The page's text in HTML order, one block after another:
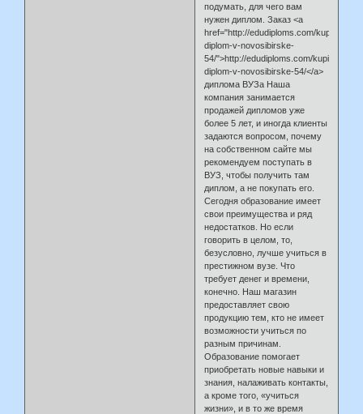
подумать, для чего вам
нужен диплом. Заказ <a
href="http://edudiploms.com/kupit-
diplom-v-novosibirske-
54/">http://edudiploms.com/kupit-
diplom-v-novosibirske-54/</a>
диплома ВУЗа Наша
компания занимается
продажей дипломов уже
более 5 лет, и иногда клиенты
задаются вопросом, почему
на собственном сайте мы
рекомендуем поступать в
ВУЗ, чтобы получить там
диплом, а не покупать его.
Сегодня образование имеет
свои преимущества и ряд
недостатков. Но если
говорить в целом, то,
безусловно, лучше учиться в
престижном вузе. Что
требует денег и времени,
конечно. Наш магазин
предоставляет свою
продукцию тем, кто не имеет
возможности учиться по
разным причинам.
Образование помогает
приобретать новые навыки и
знания, налаживать контакты,
а кроме того, «учиться
жизни», и в то же время